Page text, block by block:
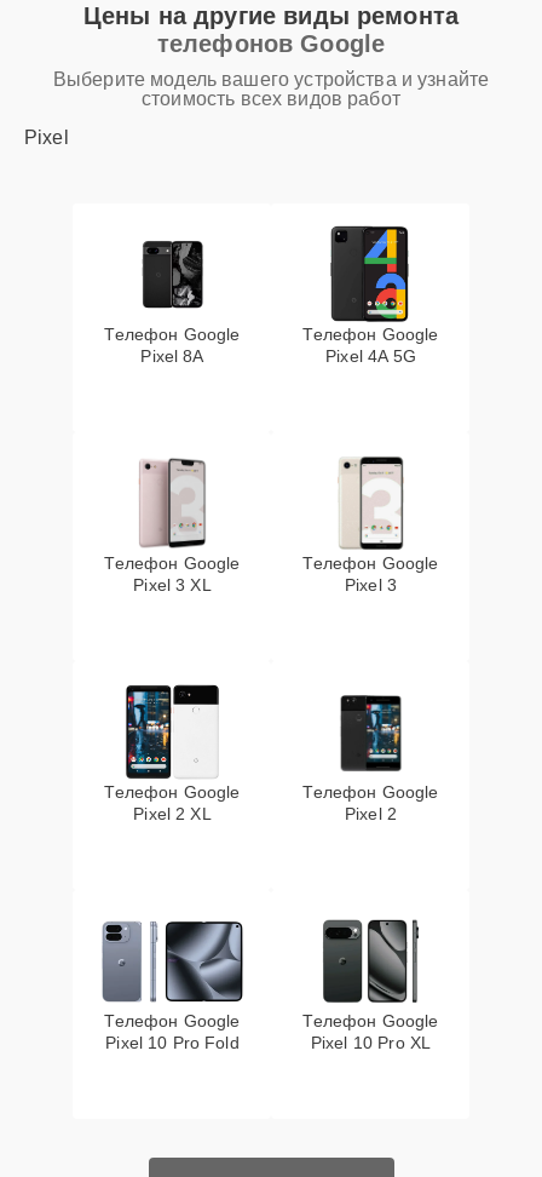
Цены на другие виды ремонта
телефонов Google
Выберите модель вашего устройства и узнайте
стоимость всех видов работ
Pixel
Телефон Google
Pixel 8A
Телефон Google
Pixel 4A 5G
Телефон Google
Pixel 3 XL
Телефон Google
Pixel 3
Телефон Google
Pixel 2 XL
Телефон Google
Pixel 2
Телефон Google
Pixel 10 Pro Fold
Телефон Google
Pixel 10 Pro XL